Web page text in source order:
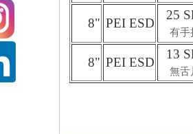
8" PEI ESD
25
有手
8" PEI ESD
13
無舌